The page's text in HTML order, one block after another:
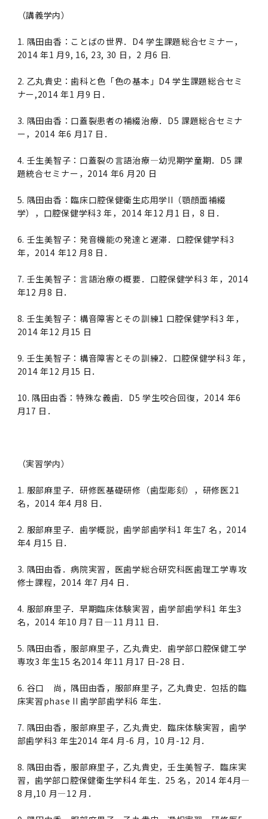
学長選考・監察会議
学長×医学部学生懇談
学長×歯学部学生懇談
英語版広報誌「TMDU ANNUAL NEWS」
学内向け広報誌「TMDUニュース」
写真で綴る 東京医科歯科大学トップ
第1回『学びの地』
第3回『知と癒しの匠の創造者たち』
クラウドファンディング実施プロジェクト一覧
３．自己点検・評価
第２期 中期目標・中期計画等について
第3期】トップ
（第１期中期目標期間中）年度計画、年度評価
等について
（第２期中期目標期間中）年度計画・年度評価
等について
3．自己点検・評価
ついて
関連リンク先
「大学院学生の教育研究交流」に関する実施細
目
「複合領域コース｣｢編入学｣及び｢複数学士号｣
に関する協定書
「複合領域コース」の履修者に係る「編入学」
各複合領域コースの概要
編入学制度について（複数学士号）
医療管理政策学（MMA）コース（東京医科歯科
大学）
法定公開情報
統計データ
東京医科歯科大学規則集
その他の情報公開
研究不正の防止
会計監査人候補者の決定について
教育等の情報
動物実験等に関する情報
次世代育成支援対策推進法による一般事業主行
女性の活躍推進に向けた取り組み
目標とする教員の適正な年齢構成
キャンパスマスタープラン2016
国立大学法人ガバナンス・コード報告書
役員会議事概要について
東京医科歯科大学ダイバーシティ＆インクルー
ジョン推進宣言等
東京医科歯科大学ダイバーシティ＆インクルー
ジョン推進宣言等トップ
東京医科歯科大学ダイバーシティ＆インクルー
ン
女性活躍推進法による一般事業主行動計画
次世代育成支援対策推進法による一般事業主行
動計画
女性の活躍推進に向けた取り組み
次世代認定マーク「くるみん」を取得しました
（基準適合一般事業主認定）
ダイバーシティ・インクルージョン室
わくわく保育園（学内保育施設）
障がいのある学生のサポートについて
コンプライアンス・ハラスメントトップ
ハラスメントへの対応について
難治疾患研究所
国際交流サイト
研究テーマ検索システム
アルバイトについて
学生寮について
学生保険制度について
卒業後の進路データ
サークル紹介
大学祭
留学について
歯学部サマープログラム
オンライン個別進学相談
入試説明会
キャンパス見学 ※現在は受け付けておりませ
キャンパス紹介
学費・入学金・奨学金について
学費・入学金・奨学金についてトップ
奨学金について
入学料・授業料の免除・徴収猶予について
大学院医歯学総合研究科生体検査科学講座
研究テーマ検索システム
お問い合わせ
大学院保健衛生学研究科
SPRING（MD）Program for the 2025
(*Autumn admission)
令和７年度（２０２５年度）総合知と癒しの次
世代フロントランナー育成プログラム（医歯学
（旧TMDU卓越大学院生制度）対象学生（秋入
学対象）の募集について
Call for Applications to Science Tokyo
Academic Year by Eligible Students
(*Autumn admission)
令和６年度（２０２４年度）総合知と癒しの次
世代フロントランナー育成プログラム（医歯学
系）「Science Tokyo SPRING (医歯学系)」
（旧TMDU卓越大学院生制度）対象学生（秋入
Call for Applications to TMDU-SPRING
Program (formerly the TMDU WISE
Program) for the 2024 Academic Year
令和6年度（2024年度）東京医科歯科大学
「TMDU-SPRING」対象学生の募集について
Call for Application to TMDU WISE
by Eligible Students (*Autumn admission)
令和５年度（２０２３年度）東京医科歯科大学
「卓越大学院生制度（Ⅱ）」対象学生（秋入学
Exemption/Deferment)
奨学金について
Exemption/Deferment)トップ
【2026年4月入学者】入学料免除・徴収猶予申
請について（Admission Fee
Exemption&Admission Fee Deferment）
た。
高等教育の修学支援制度
奨学金についてトップ
日本学生支援機構
財団法人・地方公共団体等奨学金
2025年度国立大学臨床検査学系博士後期課程
優秀賞募集について
日本学生支援機構
学生保険制度について
国民年金について
学生相談窓口
ピアサポーター
証明書関係
証明書関係トップ
医学部在学生
歯学部在学生
大学院在学生
附属学校在学生
障がいのある学生サポート
修学上の支援について
学生相談支援室
障害を理由とする差別の解消の推進に関する対
バリアフリーマップ
困りごと対策貸出グッズ
令和７年度（２０２５年度）新入生向けPC購
入推奨仕様書
「研究者早期育成コース」採用決定通知書授与
式を行いました。
令和５年度（２０２３年度）東京医科歯科大学
ス」採用決定通知書授与式を行いました。
ス」採用決定通知書授与式を行いました。
令和３年度（２０２１年度）東京医科歯科大学
与式を行いました。
学位の申請
企業・官公庁・医療機関の皆様へ
在学生向け
在学生向けトップ
学校推薦・求人情報について
学内就職支援イベント
学外就職支援イベント
就職支援サイトリンク集
就職支援ガイド
外国人留学生の就職情報について
就職活動体験談について
OB・OG情報について
進路届の提出について
その他 就職関連情報（推薦書等）
新型コロナウイルス感染症に伴うお知らせ
卒業後の進路及び卒業者数
サークル・学園祭トップ
お茶の水祭
施設利用
施設利用トップ
保健管理センター
学生・女性支援センター
わくわく保育園
フィットネスルーム・売店
ボランティア
情報システム
台風等の自然災害や交通機関運休による休講措
置（湯島地区）Class Cancellation Measures
due to Natural Disasters, such as
Typhoons, and Transportation
Cancellation (for the Yushima area)
新入学の大学院生へ To New Graduate
博士課程 医歯学専攻
博士課程 生命理工医療科学専攻
博士課程共同災害看護学専攻
分野構成
医歯学総合研究科修士課程履修要項（シラバ
ス）
博士課程 医歯学専攻
分野構成
医歯学総合研究科博士課程医歯学系専攻履修要
ー・プログラム：JDP）
博士課程 生命理工医療科学専攻
博士課程 生命理工医療科学専攻トップ
分野構成
医歯学総合研究科博士課程生命理工学系専攻履
履修要項（大学院シラバス）
年報トップ
2024年（25.7MB）
2023年（49.5MB）
2022年（38.1 MB）
2021年（PDF：71.9 MB）
2020年 （PDF：67.8MB）
2018年 （PDF：83.3MB）
2017年 （PDF：75.1MB）
2016年 （PDF：73.0MB）
2015年 （PDF：83.3MB）
統合教育機構学務企画課
セミナー・特別講義
セミナー・特別講義トップ
2026年度
2025年度
2023年度
2022年度
2021年度
2020年度
2019年度
2016年度
2015年度
2014年度
2013年度
2012年度
設置計画履行状況報告書
組織
教育研究分野組織、指導教員研究内容
教育研究分野組織、指導教員研究内容トップ
履修要項（大学院シラバス）保健衛生学研究科
設置計画履行状況報告書
年報
年報トップ
2024年（PDF：5.4MB）
2023年（PDF：4.5MB）
2020年 （PDF：4.6MB）
2018年 （PDF：18.7MB）
2015年 （PDF：2.3MB）
難治疾患研究所
高等研究院
大学病院
大学病院トップ
医科（医系診療部門）
歯科（歯系診療部門）
スポーツサイエンス機構
M&Dデータ科学センター
統合教育機構
医学・歯学分野における数理・データサイエン
ス・AI教育開発事業
向け）
Regarding education and student life after
the integration（For prospective
students）
大学統合時の教育・学生生活について（在学生
向け）
卒業生進路アンケート
卒後3年大学評価アンケート
卒業時大学評価アンケート
科目評価（旧 科目別アンケート）
教学IR 業績・活動
統合研究機構・統合イノベーション機構トップ
統合イノベーション機構
統合イノベーション機構トップ
医療ビッグデータによるトータル・ヘルスケア
イノベーション創出の基盤構築プロジェクト
オープンイノベーションセンター
若手研究者支援センター（統合研究機構）
研究基盤クラスター（統合研究機構）
研究基盤クラスター（統合研究機構）トップ
実験動物センター
生命倫理研究センター
疾患バイオリソースセンター
先端医歯工学創成クラスター（統合研究機構）
プ）
脳統合機能研究センター
統合研究機構から他部局へ異動したセンタート
ンター）
統合国際機構
統合情報機構（図書館部門・ITセキュリティ部
統合情報機構（図書館部門・ITセキュリティ部
門）トップ
ITセキュリティ部門（学内専用サイト）
図書館部門
図書館部門トップ
図書館
イマキク
情報システムポータル
お茶の水医学雑誌
デジタル変革推進事務室
連絡先一覧
学生支援・保健管理機構
学生支援・保健管理機構トップ
学生相談支援室
ダイバーシティ・インクルージョン室
環境安全管理室
AMED研究費の年間公募スケジュール(学内専
用)
倫理審査手続きについて
各種実験手続き例(学内専用)
研究に必要な講習会等
ES細胞/iPS細胞を使用する実験(学内専用)
各種委員会関係(学内専用)
特定認定再生医療等委員会
research map
プレスリリース
青い鳥広場(学内専用)
統合研究機構・統合イノベーション推進機構
オープンイノベーションセンター
各種センター
研究不正等の公表について
剽窃チェックツール(学内専用)
安全保障輸出管理(学内専用)
ついて
特定認定再生医療等委員会
内専用)
研究大学強化促進事業に関する情報・評価
各種お問い合わせ先(事務部)
（講義学内）
1. 隅田由香：ことばの世界．D4 学生課題総合セミナー，
2014 年1 月9, 16, 23, 30 日，2 月6 日.
2. 乙丸貴史：歯科と色「色の基本」D4 学生課題総合セミ
ナー,2014 年1 月9 日．
3. 隅田由香：口蓋裂患者の補綴治療．D5 課題総合セミナ
ー，2014 年6 月17 日．
4. 壬生美智子：口蓋裂の言語治療—幼児期学童期．D5 課
題統合セミナー，2014 年6 月20 日
5. 隅田由香：臨床口腔保健衛生応用学II（顎顔面補綴
学），口腔保健学科3 年，2014 年12 月1 日，8 日．
6. 壬生美智子：発音機能の発達と遅滞．口腔保健学科3
年，2014 年12 月8 日．
7. 壬生美智子：言語治療の概要．口腔保健学科3 年，2014
年12 月8 日．
8. 壬生美智子：構音障害とその訓練1 口腔保健学科3 年，
2014 年12 月15 日
9. 壬生美智子：構音障害とその訓練2．口腔保健学科3 年，
2014 年12 月15 日．
10. 隅田由香：特殊な義歯．D5 学生咬合回復，2014 年6
月17 日．
（実習学内）
1. 服部麻里子．研修医基礎研修（歯型彫刻），研修医21
名，2014 年4 月8 日．
2. 服部麻里子．歯学概説，歯学部歯学科1 年生7 名，2014
年4 月15 日．
3. 隅田由香．病院実習，医歯学総合研究科医歯理工学専攻
修士課程，2014 年7 月4 日．
4. 服部麻里子．早期臨床体験実習，歯学部歯学科1 年生3
名，2014 年10 月7 日—11 月11 日．
5. 隅田由香，服部麻里子，乙丸貴史．歯学部口腔保健工学
専攻3 年生15 名2014 年11 月17 日-28 日．
6. 谷口 尚，隅田由香，服部麻里子，乙丸貴史．包括的臨
床実習phase II 歯学部歯学科6 年生．
7. 隅田由香，服部麻里子，乙丸貴史．臨床体験実習，歯学
部歯学科3 年生2014 年4 月-6 月，10 月-12 月．
8. 隅田由香，服部麻里子，乙丸貴史，壬生美智子．臨床実
習，歯学部口腔保健衛生学科4 年生．25 名，2014 年4月—
8 月,10 月—12 月．